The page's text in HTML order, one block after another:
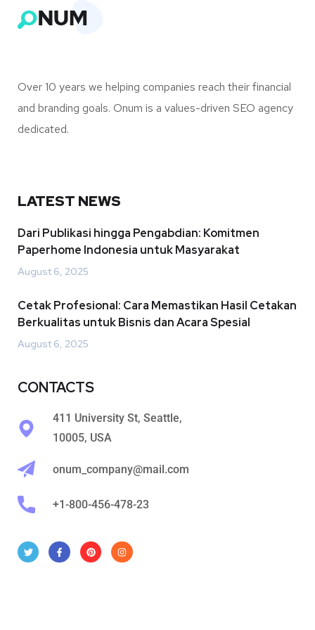
Over 10 years we helping companies reach their financial
and branding goals. Onum is a values-driven SEO agency
dedicated.
LATEST NEWS
Dari Publikasi hingga Pengabdian: Komitmen
Paperhome Indonesia untuk Masyarakat
August 6, 2025
Cetak Profesional: Cara Memastikan Hasil Cetakan
Berkualitas untuk Bisnis dan Acara Spesial
August 6, 2025
CONTACTS
411 University St, Seattle,
10005, USA
onum_company@mail.com
+1-800-456-478-23